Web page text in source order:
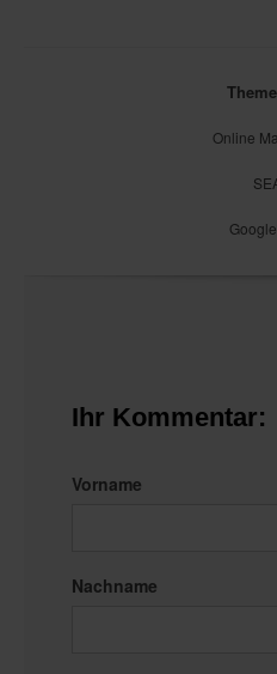
Online
Ihr Kommentar:
Vorname
Nachname